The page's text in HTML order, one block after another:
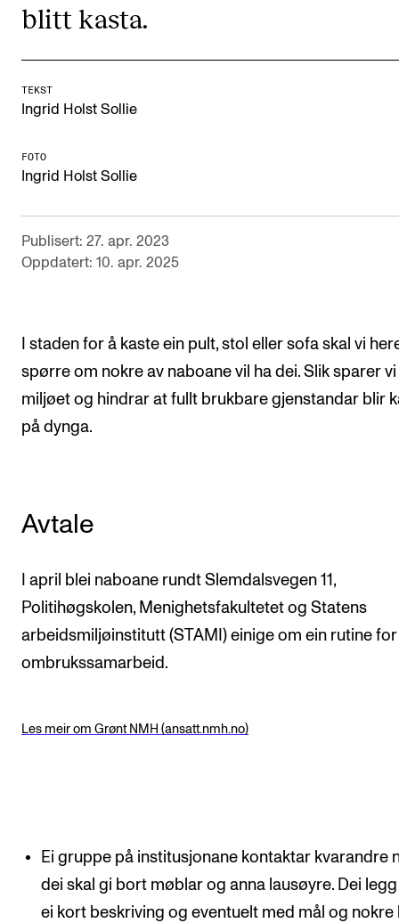
Studentenes psykososiale læringsmiljø
FORSKNING OG UTVIKLINGSARBEID
Livet rundt FoU
For ph.d.-programmet i musikkforskning
Forskningsetikk
KONSERTER OG ARRANGEMENTER
Arrangementer for ansatte
Gjennomføre konserter og arrangementer
Markedsføring, program og plakat
Aktuelle saker
Biblioteket
blitt kasta.
TEKST
Ingrid Holst Sollie
FOTO
Ingrid Holst Sollie
Publisert: 27. apr. 2023
Oppdatert: 10. apr. 2025
I staden for å kaste ein pult, stol eller sofa skal vi
spørre om nokre av naboane vil ha dei. Slik sparer vi
miljøet og hindrar at fullt brukbare gjenstandar blir
på dynga.
Avtale
I april blei naboane rundt Slemdalsvegen 11,
Politihøgskolen, Menighetsfakultetet og Statens
arbeidsmiljøinstitutt (STAMI) einige om ein rutine for
ombrukssamarbeid.
Les meir om Grønt NMH (ansatt.nmh.no)
Ei gruppe på institusjonane kontaktar kvarandre
dei skal gi bort møblar og anna lausøyre. Dei
ei kort beskriving og eventuelt med mål og nokre